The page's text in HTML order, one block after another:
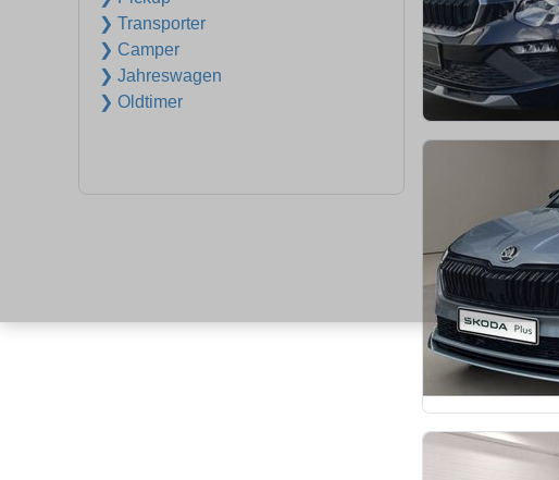
❯ Transporter
❯ Camper
❯ Jahreswagen
❯ Oldtimer